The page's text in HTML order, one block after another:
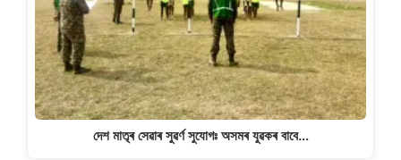
দেশ মাতৃৰ সেৱাৰ সুৱৰ্ণ সুযোগঃ অসমৰ যুৱকৰ বাবে…